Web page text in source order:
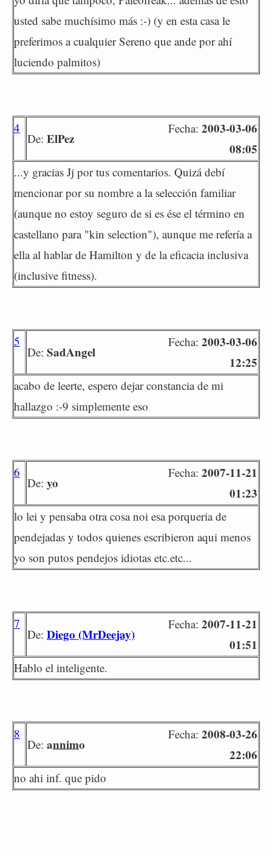
usted sabe muchísimo más :-) (y en esta casa le
preferimos a cualquier Sereno que ande por ahí
luciendo palmitos)
4
De: ElPez
Fecha: 2003-03-06
08:05
...y gracias Jj por tus comentarios. Quizá debí
mencionar por su nombre a la selección familiar
(aunque no estoy seguro de si es ése el término en
castellano para "kin selection"), aunque me refería a
ella al hablar de Hamilton y de la eficacia inclusiva
(inclusive fitness).
5
De: SadAngel
Fecha: 2003-03-06
12:25
acabo de leerte, espero dejar constancia de mi
hallazgo :-9 simplemente eso
6
De: yo
Fecha: 2007-11-21
01:23
lo lei y pensaba otra cosa noi esa porqueria de
pendejadas y todos quienes escribieron aqui menos
yo son putos pendejos idiotas etc.etc...
7
De: Diego (MrDeejay)
Fecha: 2007-11-21
01:51
Hablo el inteligente.
8
De: annimo
Fecha: 2008-03-26
22:06
no ahi inf. que pido